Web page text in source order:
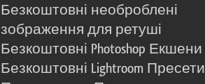
Безкоштовні необроблені
зображення для ретуші
Безкоштовні Photoshop Екшени
Безкоштовні Lightroom Пресети